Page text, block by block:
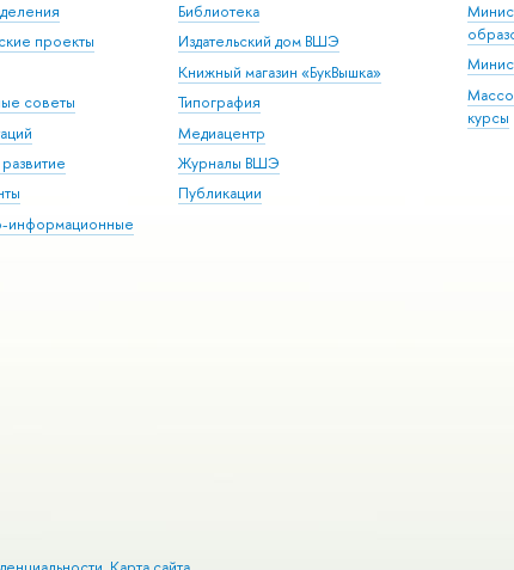
проекты
советы
информационные
Библиотека
Издательский дом ВШЭ
Книжный магазин «БукВышка»
Типография
Медиацентр
Журналы ВШЭ
Публикации
курсы